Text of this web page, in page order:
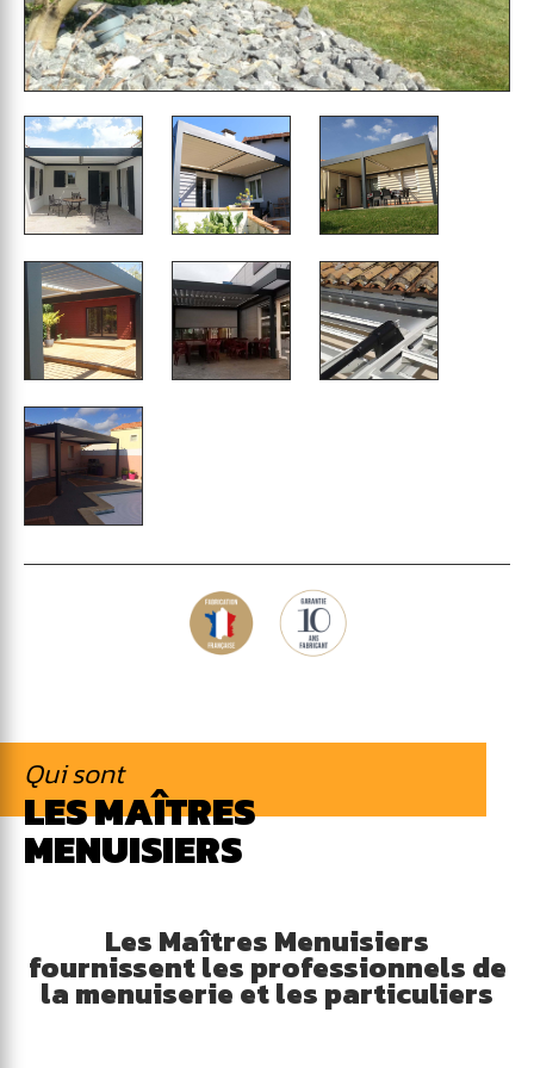
permettant de bénéficier d’un espace cosy dans
lequel vous adorerez recevoir. Afin de vous
aider à faire votre choix parmi les nombreuses
options qui se présentent à vous, nous mettons
à votre disposition les diverses informations
techniques fournies par le fabricant. Nous vous
conseillons d’en prendre connaissance avant de
valider vos achats et de commander ainsi le
modèle de pergola bioclimatique idéal pour
Les Maîtres Menuisiers livrent sur toute la France
selon nos conditions générales et vous
proposent leur service de prise de dimensions
de pergola bioclimatique sur Rochefort ainsi
que La Rochelle, Saintes, Royan et les îles de Ré
et d’Oléron.
Qui sont
LES MAÎTRES
MENUISIERS
Les Maîtres Menuisiers
fournissent les professionnels de
la menuiserie et les particuliers